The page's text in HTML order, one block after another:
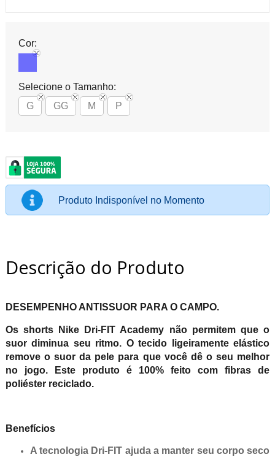
Cor:
Selecione o Tamanho:
G
GG M P
Produto Indisponível no Momento
Descrição do Produto
DESEMPENHO ANTISSUOR PARA O CAMPO.
Os shorts Nike Dri-FIT Academy não permitem que o
suor diminua seu ritmo. O tecido ligeiramente elástico
remove o suor da pele para que você dê o seu melhor
no jogo. Este produto é 100% feito com fibras de
poliéster reciclado.
Benefícios
A tecnologia Dri-FIT ajuda a manter seu corpo seco